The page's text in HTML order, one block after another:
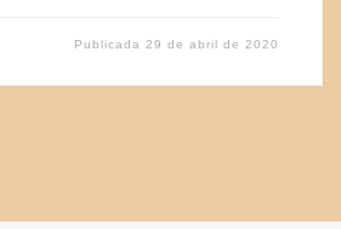
Publicada29 de abril de 2020